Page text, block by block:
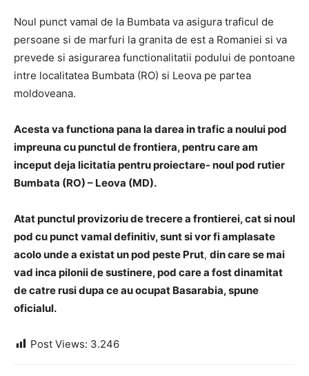
Noul punct vamal de la Bumbata va asigura traficul de
persoane si de marfuri la granita de est a Romaniei si va
prevede si asigurarea functionalitatii podului de pontoane
intre localitatea Bumbata (RO) si Leova pe partea
moldoveana.
Acesta va functiona pana la darea in trafic a noului pod
impreuna cu punctul de frontiera, pentru care am
inceput deja licitatia pentru proiectare- noul pod rutier
Bumbata (RO) – Leova (MD).
Atat punctul provizoriu de trecere a frontierei, cat si noul
pod cu punct vamal definitiv, sunt si vor fi amplasate
acolo unde a existat un pod peste Prut, din care se mai
vad inca pilonii de sustinere, pod care a fost dinamitat
de catre rusi dupa ce au ocupat Basarabia, spune
oficialul.
Post Views: 3.246